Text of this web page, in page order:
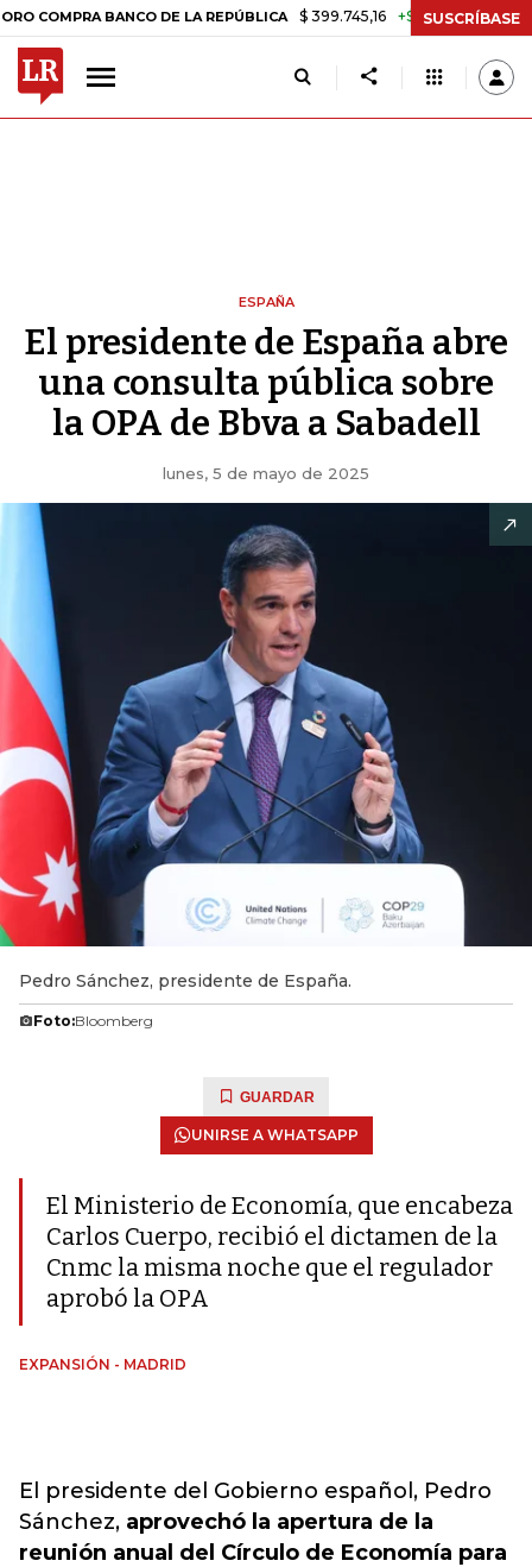
BANCO DE LA REPÚBLICA $ 399.745,16 +$ 2.295,71 +0,58%
SUSCRÍBASE
ESPAÑA
El presidente de España abre
una consulta pública sobre
la OPA de Bbva a Sabadell
lunes, 5 de mayo de 2025
Pedro Sánchez, presidente de España.
Foto:Bloomberg
GUARDAR
UNIRSE A WHATSAPP
El Ministerio de Economía, que encabeza
Carlos Cuerpo, recibió el dictamen de la
Cnmc la misma noche que el regulador
aprobó la OPA
EXPANSIÓN - MADRID
El presidente del Gobierno español, Pedro
Sánchez, aprovechó la apertura de la
reunión anual del Círculo de Economía para